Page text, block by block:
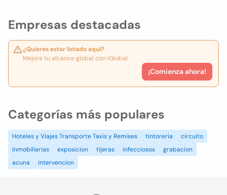
Empresas destacadas
¿Quieres estar listado aquí?
Mejora tu alcance global con iGlobal.
¡Comienza ahora!
Categorías más populares
Hoteles y Viajes Transporte Taxis y Remises tintoreria
circuito
inmobiliarias
exposicion tijeras infecciosos
grabacion
acuna
intervencion